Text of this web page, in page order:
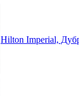
Hilton Imperial,